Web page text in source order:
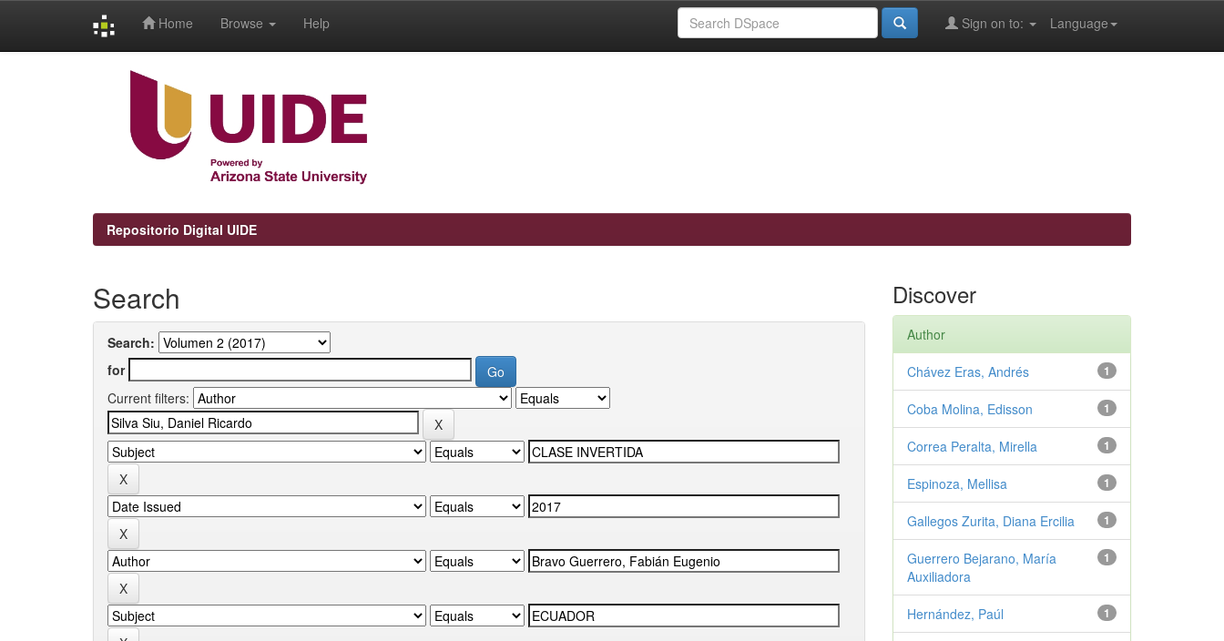
Home Browse Help Language
Sign on to:
Repositorio Digital UIDE
Search
Search:
for
Current filters:
Discover
Author
1
Chávez Eras, Andrés
1
Coba Molina, Edisson
1
Correa Peralta, Mirella
1
Espinoza, Mellisa
1
Gallegos Zurita, Diana Ercilia
1
Guerrero Bejarano, María
Auxiliadora
1
Hernández, Paúl